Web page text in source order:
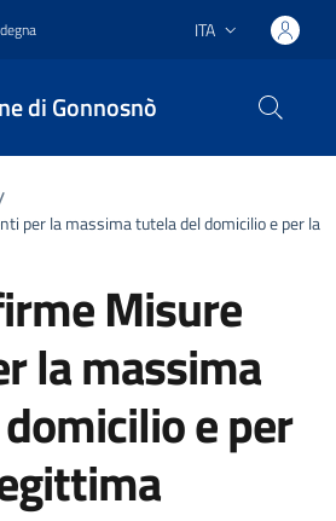
Lingua attiva:
ITA
di Gonnosnò
per la massima tutela del domicilio e per la
Misure
la massima
e per